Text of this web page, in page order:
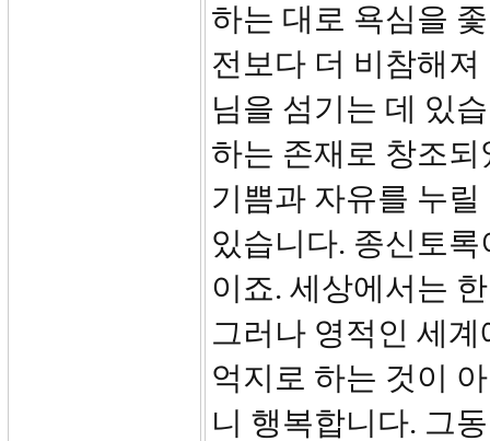
하는 대로 욕심을
전보다 더 비참해
님을 섬기는 데 있
하는 존재로 창조
기쁨과 자유를 누
있습니다. 종신토
이죠. 세상에서는
그러나 영적인 세
억지로 하는 것이
니 행복합니다. 그